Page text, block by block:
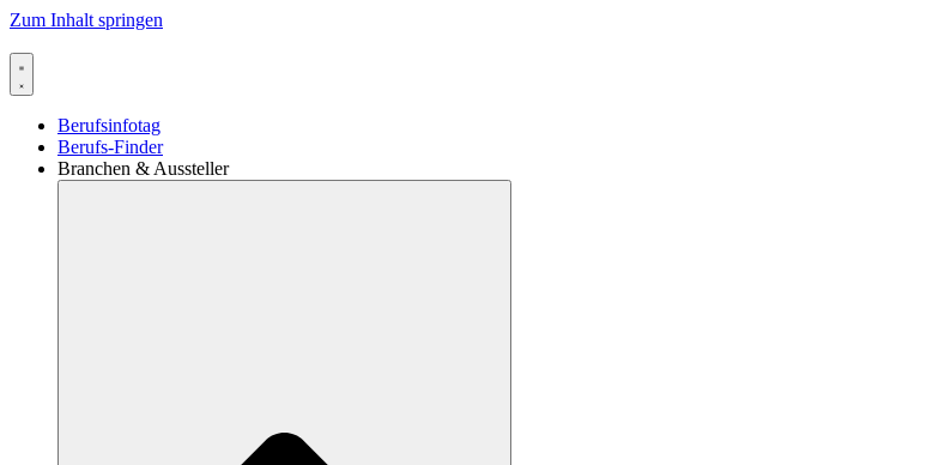
Zum Inhalt springen
Berufsinfotag
Berufs-Finder
Branchen & Aussteller